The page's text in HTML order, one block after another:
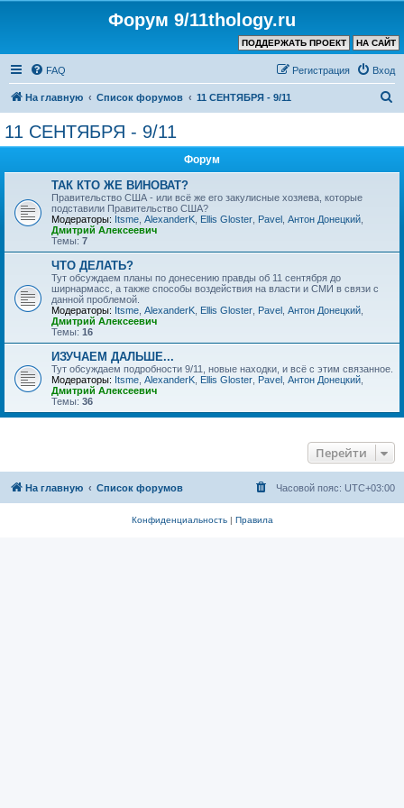
Форум 9/11thology.ru
НА САЙТ
ПОДДЕРЖАТЬ ПРОЕКТ
FAQ Вход
Регистрация
На главную Список форумов 11 СЕНТЯБРЯ - 9/11
11 СЕНТЯБРЯ - 9/11
Форум
ТАК КТО ЖЕ ВИНОВАТ?
Правительство США - или всё же его закулисные хозяева, которые
подставили Правительство США?
Модераторы: Itsme AlexanderK Ellis Gloster Pavel Антон Донецкий
Дмитрий Алексеевич
Темы: 7
ЧТО ДЕЛАТЬ?
Тут обсуждаем планы по донесению правды об 11 сентября до
ширнармасс, а также способы воздействия на власти и СМИ в связи с
данной проблемой.
Модераторы: Itsme AlexanderK Ellis Gloster Pavel Антон Донецкий
Дмитрий Алексеевич
Темы: 16
ИЗУЧАЕМ ДАЛЬШЕ...
Тут обсуждаем подробности 9/11, новые находки, и всё с этим связанное.
Модераторы: Itsme AlexanderK Ellis Gloster Pavel Антон Донецкий
Дмитрий Алексеевич
Темы: 36
Перейти
На главную Список форумов Часовой пояс: UTC+03:00
Конфиденциальность| Правила